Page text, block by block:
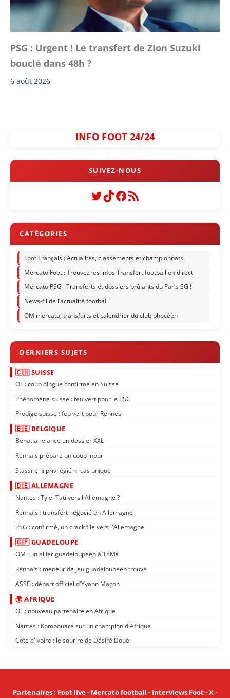
PSG : Urgent ! Le transfert de Zion Suzuki
bouclé dans 48h ?
6 août 2026
INFO FOOT 24/24
Twitter
TikTok
Facebook
Flux RSS
Foot Français : Actualités, classements et championnats
Mercato Foot : Trouvez les infos Transfert football en direct
Mercato PSG : Transferts et dossiers brûlants du Paris SG !
News-fil de l’actualité football
OM mercato, transferts et calendrier du club phocéen
🇨🇭 SUISSE
OL : coup dingue confirmé en Suisse
Phénomène suisse : feu vert pour le PSG
Prodige suisse : feu vert pour Rennes
🇧🇪 BELGIQUE
Benatia relance un dossier XXL
Rennais prépare un coup inouï
Stassin, ni privilégié ni cas unique
🇩🇪 ALLEMAGNE
Nantes : Tylel Tati vers l'Allemagne ?
Rennais : transfert négocié en Allemagne
PSG : confirmé, un crack file vers l'Allemagne
🇬🇵 GUADELOUPE
OM : un ailier guadeloupéen à 18M€
Rennais : meneur de jeu guadeloupéen trouvé
ASSE : départ officiel d'Yvann Maçon
🌍 AFRIQUE
OL : nouveau partenaire en Afrique
Nantes : Kombouaré sur un champion d'Afrique
Côte d'Ivoire : le sourire de Désiré Doué
Partenaires: Foot live- Mercato football - Interviews Foot-X-